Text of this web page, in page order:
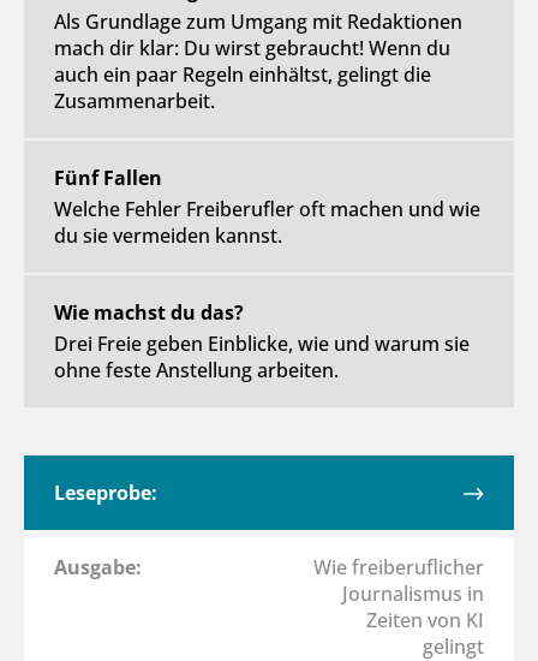
Als Grundlage zum Umgang mit Redaktionen
mach dir klar: Du wirst gebraucht! Wenn du
auch ein paar Regeln einhältst, gelingt die
Zusammenarbeit.
Fünf Fallen
Welche Fehler Freiberufler oft machen und wie
du sie vermeiden kannst.
Wie machst du das?
Drei Freie geben Einblicke, wie und warum sie
ohne feste Anstellung arbeiten.
Leseprobe:
Ausgabe:
Wie freiberuflicher
Journalismus in
Zeiten von KI
gelingt